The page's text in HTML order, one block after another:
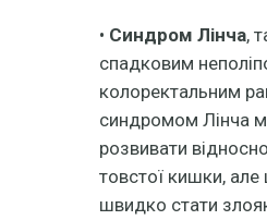
• Синдром Лінча,
спадковим
колоректальним
синдромом Лінча
розвивати
товстої кишки, але
швидко стати